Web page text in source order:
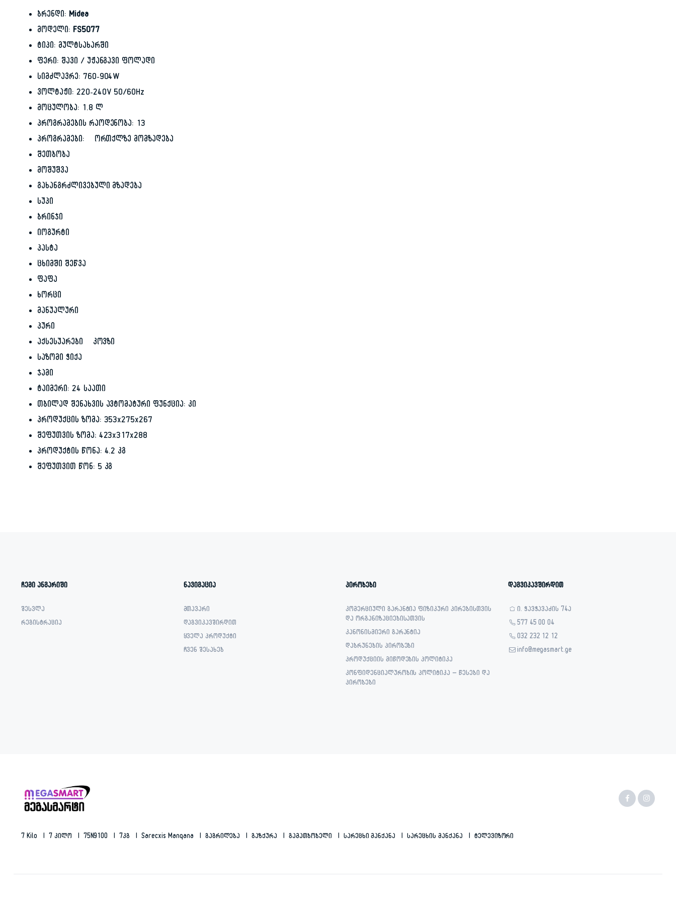
ბრენდი: Midea
მოდელი: FS5077
ტიპი: მულტსახარში
ფერი: შავი / უჟანგავი ფოლადი
სიმძლავრე: 760-904W
ვოლტაჟი: 220-240V 50/60Hz
მოცულობა: 1.8 ლ
პროგრამების რაოდენობა: 13
პროგრამები: ორთქლზე მომზადება
შეთბობა
მოშუშვა
გახანგრძლივებული მზადება
სუპი
ბრინჯი
იოგურტი
პასტა
ცხიმში შეწვა
ფაფა
ხორცი
მანუალური
პური
აქსესუარები კოვზი
საზომი ჭიქა
ჯამი
ტაიმერი: 24 საათი
თბილად შენახვის ავტომატური ფუნქცია: კი
პროდუქცის ზომა: 353x275x267
შეფუთვის ზომა; 423x317x288
პროდუქტის წონა: 4.2 კგ
შეფუთვით წონ: 5 კგ
ჩემი ანგარიში
შესვლა
რეგისტრაცია
ნავიგაცია
მთავარი
დაგვიკავშირდით
ყველა პროდუქტი
ჩვენ შესახებ
პირობები
კომერციული გარანტია ფიზიკური პირებისთვის
და ორგანიზაციებისათვის
კანონისმიერი გარანტია
დაბრუნების პირობები
პროდუქციის მიწოდების პოლიტიკა
კონფიდენციალურობის პოლიტიკა – წესები და
პირობები
დაგვიკავშირდით
ი. ჭავჭავაძის 74ა
577 45 00 04
032 232 12 12
info@megasmart.ge
7 Kilo 7 Კილო 75N9100 7კგ Sarecxis Manqana Გაგრილება Გაზქურა Გამათბობელი Სარეცხი Მანქანა Სარეცხის Მანქანა Ტელევიზორი